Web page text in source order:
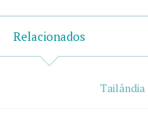
Relacionados
Tailândia